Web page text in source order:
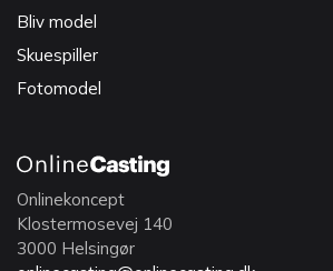
Bliv model
Skuespiller
Fotomodel
Onlinekoncept
Klostermosevej 140
3000 Helsingør